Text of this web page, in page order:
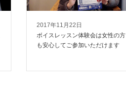
2017年11月22日
ボイスレッスン体験会は女性の方
も安心してご参加いただけます